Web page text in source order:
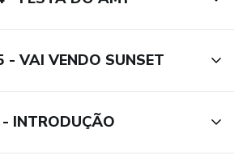
- VAI VENDO SUNSET
- INTRODUÇÃO